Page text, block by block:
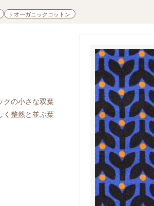
> オーガニックコットン
クの小さな双葉
く整然と並ぶ葉